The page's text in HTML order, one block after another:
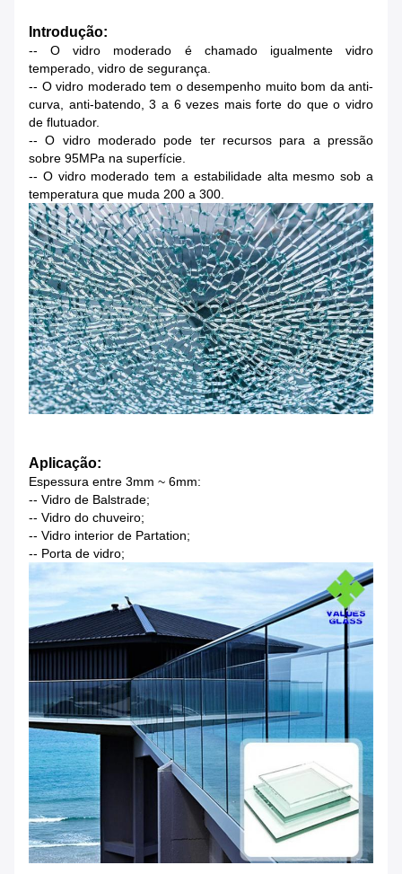
Introdução:
-- O vidro moderado é chamado igualmente vidro
temperado, vidro de segurança.
-- O vidro moderado tem o desempenho muito bom da anti-
curva, anti-batendo, 3 a 6 vezes mais forte do que o vidro
de flutuador.
-- O vidro moderado pode ter recursos para a pressão
sobre 95MPa na superfície.
-- O vidro moderado tem a estabilidade alta mesmo sob a
temperatura que muda 200 a 300.
Aplicação:
Espessura entre 3mm ~ 6mm:
-- Vidro de Balstrade;
-- Vidro do chuveiro;
-- Vidro interior de Partation;
-- Porta de vidro;